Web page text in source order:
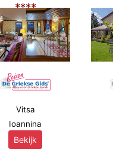
****
Vitsa
Ioannina
Bekijk